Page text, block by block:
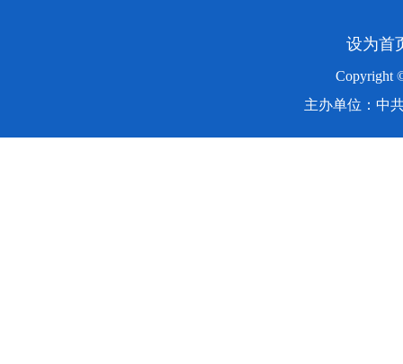
设为首
Copyright
主办单位：中